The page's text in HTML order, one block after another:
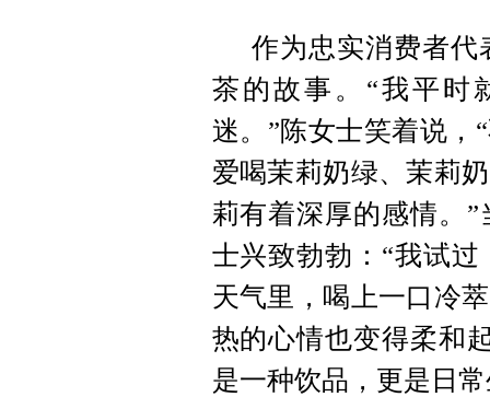
作为忠实消费者代
茶的故事。“我平时
迷。”陈女士笑着说，
爱喝茉莉奶绿、茉莉
莉有着深厚的感情。
士兴致勃勃：“我试
天气里，喝上一口冷
热的心情也变得柔和
是一种饮品，更是日